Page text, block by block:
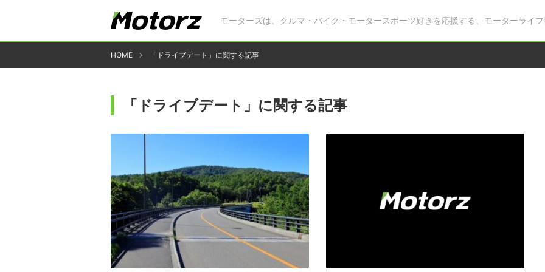
モーターズは、クルマ・バイク・モータースポーツ好きを応援する、モーターライフ
HOME 「ドライブデート」に関する記事
「ドライブデート」に関する記事